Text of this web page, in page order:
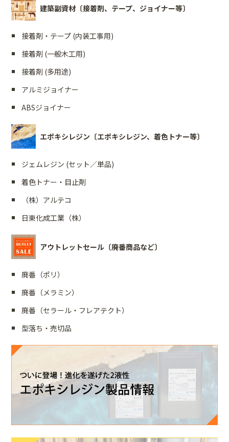
建築副資材〔接着剤、テープ、ジョイナー等〕
接着剤・テープ (内装工事用)
接着剤 (一般木工用)
接着剤 (多用途)
アルミジョイナー
ABSジョイナー
エポキシレジン〔エポキシレジン、着色トナー等〕
ジェムレジン (セット／単品)
着色トナー・目止剤
（株）アルテコ
日東化成工業（株）
アウトレットセール〔廃番商品など〕
廃番（ポリ）
廃番（メラミン）
廃番（セラール・フレアテクト）
型落ち・売切品